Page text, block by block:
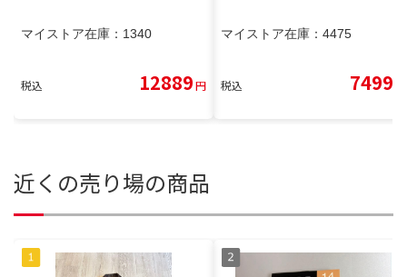
マイストア在庫： 1340
税込 12889円
マイストア在庫： 4475
税込 7499
近くの売り場の商品